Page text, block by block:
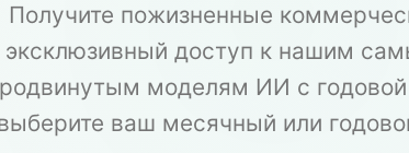
Получите пожизненные
эксклюзивный доступ к нашим
моделям ИИ с
ваш месячный или